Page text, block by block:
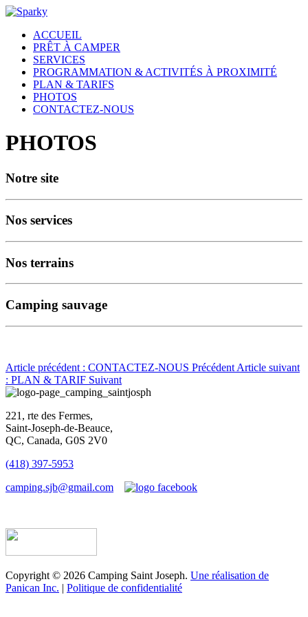
ACCUEIL
PRÊT À CAMPER
SERVICES
PROGRAMMATION & ACTIVITÉS À PROXIMITÉ
PLAN & TARIFS
PHOTOS
CONTACTEZ-NOUS
PHOTOS
Notre site
Nos services
Nos terrains
Camping sauvage
Article précédent : CONTACTEZ-NOUS Précédent Article suivant
: PLAN & TARIF Suivant
221, rte des Fermes,
Saint-Joseph-de-Beauce,
QC, Canada, G0S 2V0
(418) 397-5953
camping.sjb@gmail.com
Copyright © 2026 Camping Saint Joseph. Une réalisation de
Panican Inc. | Politique de confidentialité